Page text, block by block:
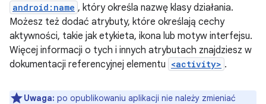
android:name , który określa nazwę klasy działania.
Możesz też dodać atrybuty, które określają cechy
aktywności, takie jak etykieta, ikona lub motyw interfejsu.
Więcej informacji o tych i innych atrybutach znajdziesz w
dokumentacji referencyjnej elementu <activity> .
Uwaga: po opublikowaniu aplikacji nie należy zmieniać